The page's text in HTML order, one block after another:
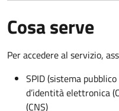
Cosa serve
Per accedere al servizio,
SPID (sistema
d’identità elettronica
(CNS)